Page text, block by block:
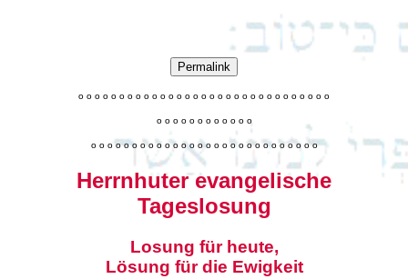
Permalink
o o o o o o o o o o o o o o o o o o o o o o o o o o o o o o o
o o o o o o o o o o o o
o o o o o o o o o o o o o o o o o o o o o o o o o o o o
Herrnhuter evangelische
Tageslosung
Losung für heute,
Lösung für die Ewigkeit